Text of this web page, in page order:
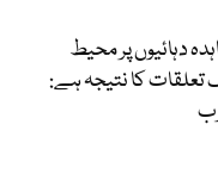
دہائیوں پر محیط
تعلقات کا نتیجہ ہے: